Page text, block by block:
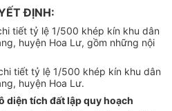
ĐỊNH:
tiết tỷ lệ 1/500 khép kín khu dân
huyện Hoa Lư, gồm những nội
tiết tỷ lệ 1/500 khép kín khu dân
huyện Hoa Lư.
diện tích đất lập quy hoạch